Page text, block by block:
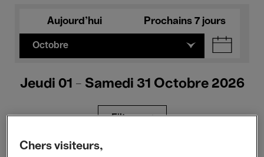
Aujourd'hui Prochains 7 jours
Octobre
Jeudi 01 - Samedi 31 Octobre 2026
Filtres
Chers visiteurs,